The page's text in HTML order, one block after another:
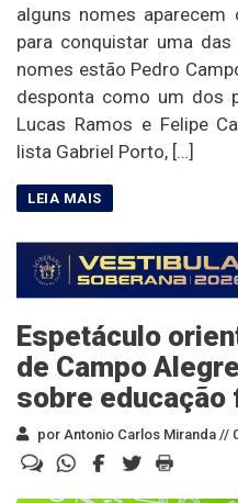
alguns nomes
para conquistar uma
nomes estão Pedro
desponta como um dos
Lucas Ramos e Felipe
lista Gabriel Porto, […]
Espetáculo
de Campo
sobre educação
por Antonio Carlos Miranda //